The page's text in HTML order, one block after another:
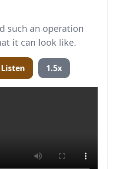
such an operation
it can look like.
Listen 1.5x